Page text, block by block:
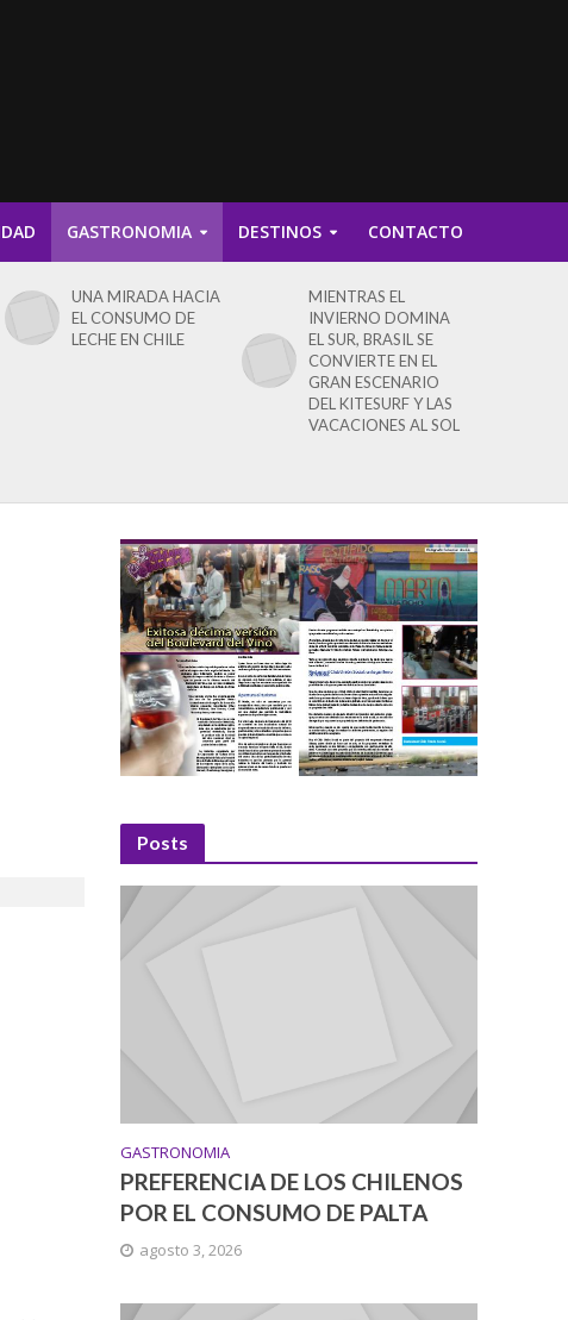
GASTRONOMIA DESTINOS CONTACTO
UNA MIRADA HACIA
EL CONSUMO DE
LECHE EN CHILE
MIENTRAS EL
INVIERNO DOMINA
EL SUR, BRASIL SE
CONVIERTE EN EL
GRAN ESCENARIO
DEL KITESURF Y LAS
VACACIONES AL SOL
Posts
GASTRONOMIA
PREFERENCIA DE LOS CHILENOS
POR EL CONSUMO DE PALTA
agosto 3, 2026